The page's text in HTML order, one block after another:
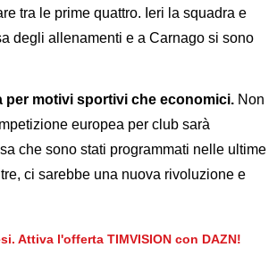
tra le prime quattro. Ieri la squadra e
degli allenamenti e a Carnago si sono
per motivi sportivi che economici. Non
europea per club sarà
che sono stati programmati nelle ultime
ci sarebbe una nuova rivoluzione e
Attiva l'offerta TIMVISION con DAZN!